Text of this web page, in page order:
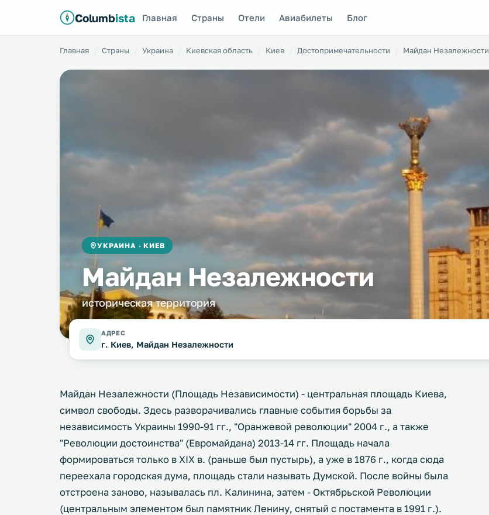
Columbista Главная Страны Отели Авиабилеты Блог
Главная Страны Украина Киевская область Киев Достопримечательности Майдан Незалежности
УКРАИНА · КИЕВ
Майдан Незалежности
историческая территория
АДРЕС
г. Киев, Майдан Незалежности
Майдан Незалежности (Площадь Независимости) - центральная площадь Киева,
символ свободы. Здесь разворачивались главные события борьбы за
независимость Украины 1990-91 гг., "Оранжевой революции" 2004 г., а также
"Революции достоинства" (Евромайдана) 2013-14 гг. Площадь начала
формироваться только в XIX в. (раньше был пустырь), а уже в 1876 г., когда сюда
переехала городская дума, площадь стали называть Думской. После войны была
отстроена заново, называлась пл. Калинина, затем - Октябрьской Революции
(центральным элементом был памятник Ленину, снятый с постамента в 1991 г.).